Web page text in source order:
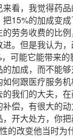
来看，我觉得药
15%的加成变
劳务收费的比
。但是我认为
可能它能带来
加成，而不能
何跟医疗服务
我们的大夫，
偿，有很大的
开大处方，你
的改变他当时为